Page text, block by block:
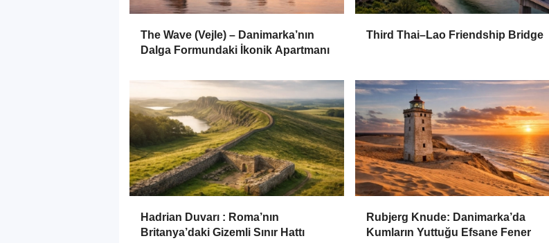
The Wave (Vejle) – Danimarka’nın
Dalga Formundaki İkonik Apartmanı
Third Thai–Lao Friendship Bridge
Hadrian Duvarı : Roma’nın
Britanya’daki Gizemli Sınır Hattı
Rubjerg Knude: Danimarka’da
Kumların Yuttuğu Efsane Fener